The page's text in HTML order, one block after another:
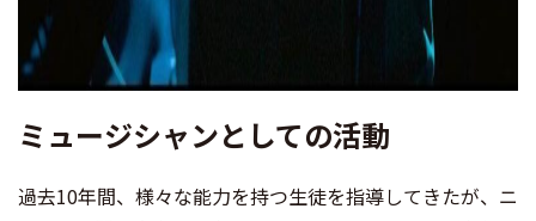
ミュージシャンとしての活動
過去10年間、様々な能力を持つ生徒を指導してきたが、ニ